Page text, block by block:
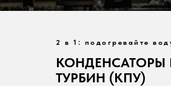
2 в 1: подогревайте
КОНДЕНСАТОРЫ
ТУРБИН (КПУ)